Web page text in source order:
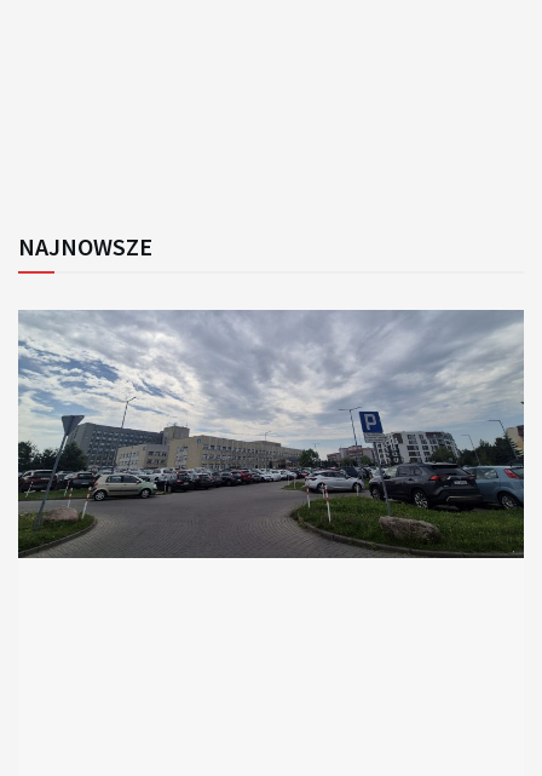
NAJNOWSZE